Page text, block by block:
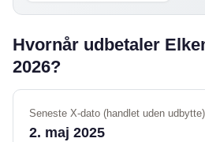
Hvornår udbetaler
2026?
Seneste X-dato (handlet uden udbytte)
2. maj 2025